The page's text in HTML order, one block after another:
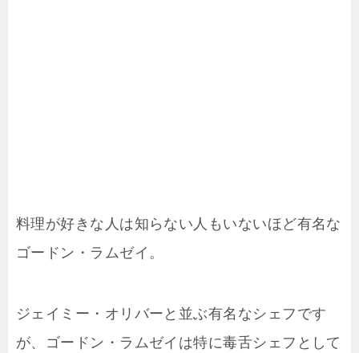
料理が好きな人は知らない人もいないほど有名な
ゴードン・ラムゼイ。
ジェイミー・オリバーと並ぶ有名なシェフです
が、ゴードン・ラムゼイは特に毒舌シェフとして